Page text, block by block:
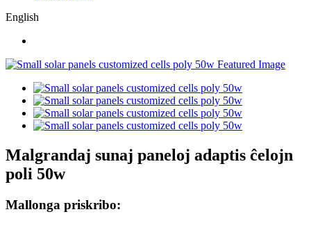
English
Malgrandaj sunaj paneloj adaptis ĉelojn
poli 50w
Mallonga priskribo: